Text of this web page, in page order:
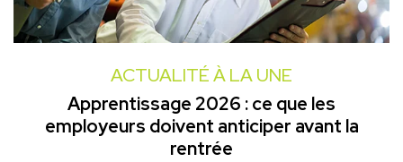
ACTUALITÉ À LA UNE
Apprentissage 2026 : ce que les
employeurs doivent anticiper avant la
rentrée